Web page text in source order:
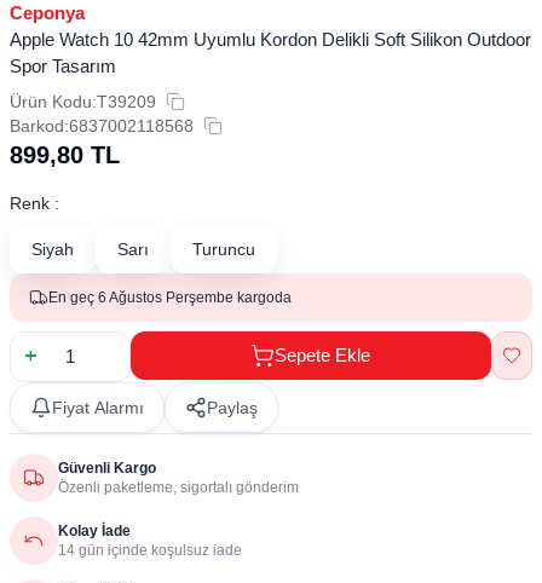
Ceponya
Apple Watch 10 42mm Uyumlu Kordon Delikli Soft Silikon Outdoor
Spor Tasarım
Ürün Kodu:T39209
Barkod:6837002118568
899,80 TL
Renk :
Siyah Sarı Turuncu
En geç 6 Ağustos Perşembe kargoda
Sepete Ekle
Fiyat Alarmı Paylaş
Güvenli Kargo
Özenli paketleme, sigortalı gönderim
Kolay İade
14 gün içinde koşulsuz iade